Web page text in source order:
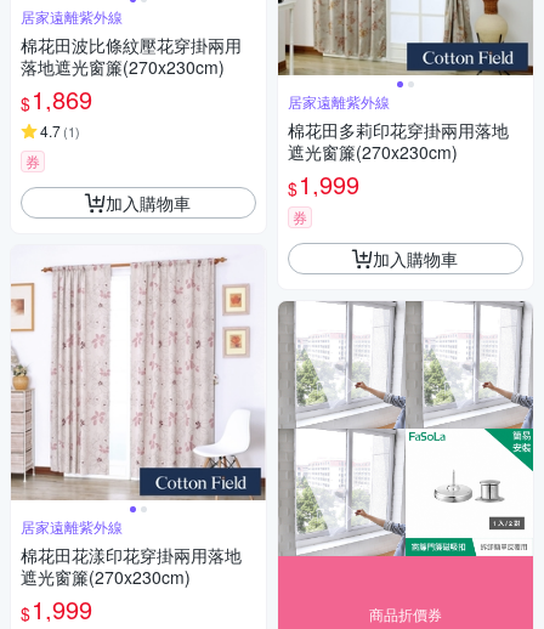
居家遠離紫外線
棉花田波比條紋壓花穿掛兩用
落地遮光窗簾(270x230cm)
$1,869
4.7(1)
券
加入購物車
居家遠離紫外線
棉花田花漾印花穿掛兩用落地
遮光窗簾(270x230cm)
$1,999
居家遠離紫外線
棉花田多莉印花穿掛兩用落地
遮光窗簾(270x230cm)
$1,999
券
加入購物車
商品折價券